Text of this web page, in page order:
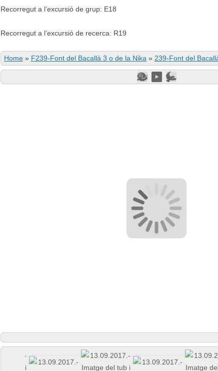
Recorregut a l’excursió de grup: E18
Recorregut a l’excursió de recerca: R19
Home » F239-Font del Bacallà 3 o de la Nika » 239-Font del